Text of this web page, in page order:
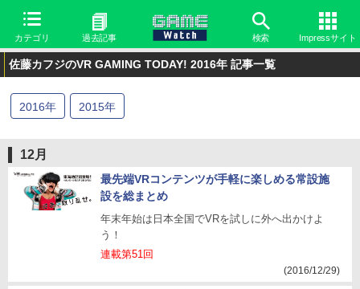
カテゴリ 過去記事 検索 Impressサイト
佐藤カフジのVR GAMING TODAY! 2016年 記事一覧
2016年 2015年
12月
最先端VRコンテンツが手軽に楽しめる常設施
設を総まとめ
年末年始は日本全国でVRを試しに外へ出かけよ
う！
連載第51回
(2016/12/29)